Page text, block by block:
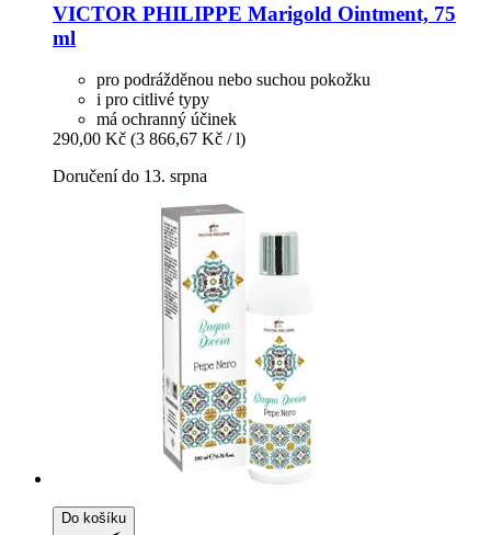
VICTOR PHILIPPE Marigold Ointment, 75
ml
pro podrážděnou nebo suchou pokožku
i pro citlivé typy
má ochranný účinek
290,00 Kč (3 866,67 Kč / l)
Doručení do 13. srpna
Do košíku